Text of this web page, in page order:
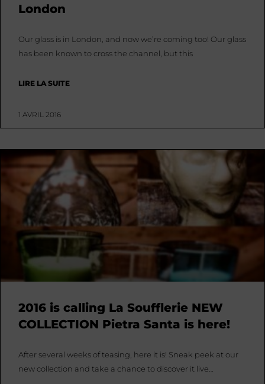
London
Our glass is in London, and now we’re coming too! Our glass
has been known to cross the channel, but this
LIRE LA SUITE
1 AVRIL 2016
2016 is calling La Soufflerie NEW
COLLECTION Pietra Santa is here!
After several weeks of teasing, here it is! Sneak peek at our
new collection and take a chance to discover it live…